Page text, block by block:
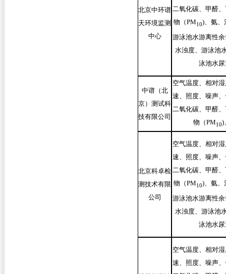
北京中环谱
天环境监测
中心
二氧化碳、甲醛
物（PM10)、氨、
游泳池水游离性
水浊度、游泳池
泳池水尿
中谱（北
京）测试科
技有限公司
空气温度、相对
速、照度、噪声
二氧化碳、甲醛
物（PM10)
北京科卓检
测技术有限
公司
空气温度、相对
速、照度、噪声
二氧化碳、甲醛
物（PM10)、氨、
游泳池水游离性
水浊度、游泳池
泳池水尿
空气温度、相对
速、照度、噪声